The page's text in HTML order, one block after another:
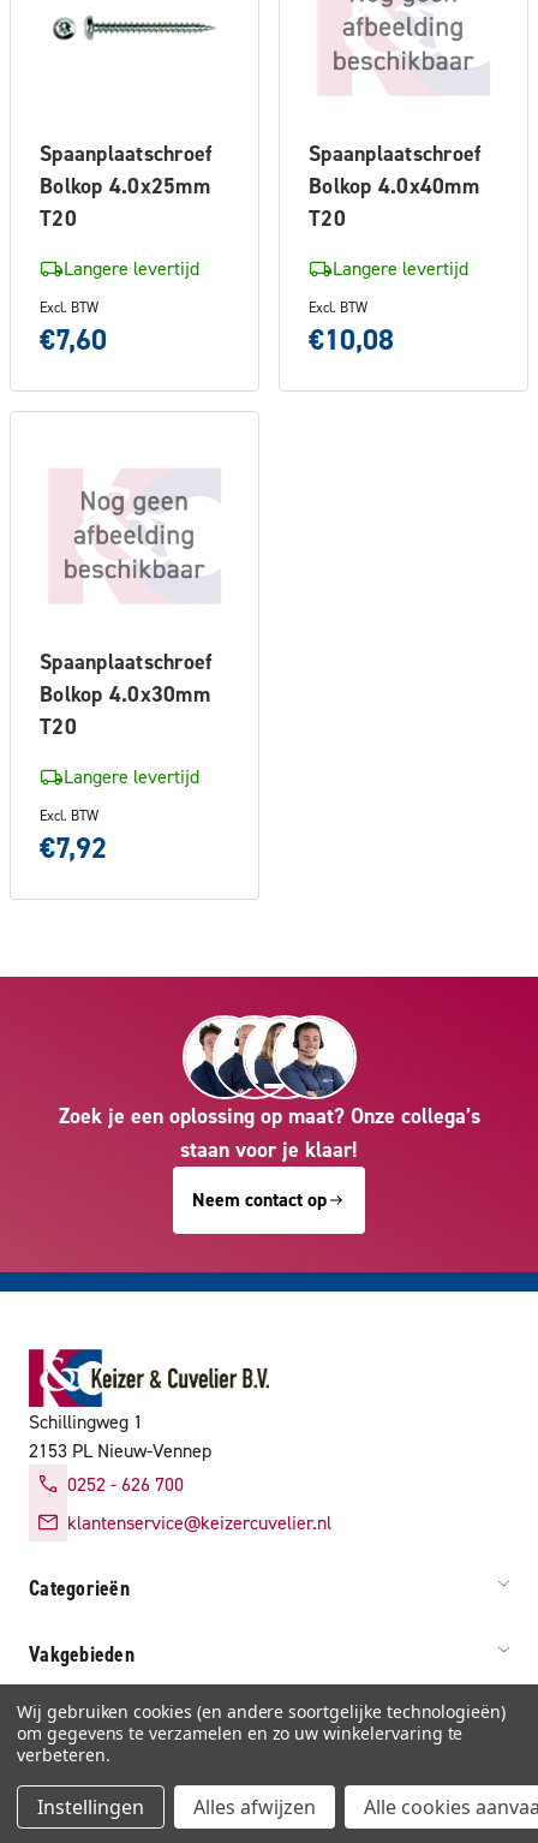
Spaanplaatschroef
Bolkop 4.0x25mm
T20
Langere levertijd
Excl. BTW
€7,60
Spaanplaatschroef
Bolkop 4.0x40mm
T20
Langere levertijd
Excl. BTW
€10,08
Spaanplaatschroef
Bolkop 4.0x30mm
T20
Langere levertijd
Excl. BTW
€7,92
Zoek je een oplossing op maat? Onze collega’s
staan voor je klaar!
Neem contact op
Schillingweg 1
2153 PL Nieuw-Vennep
0252 - 626 700
klantenservice@keizercuvelier.nl
Categorieën
Vakgebieden
Service & info
Algemene voorwaarden Privacy Cookies
Wij gebruiken cookies (en andere soortgelijke technologieën)
om gegevens te verzamelen en zo uw winkelervaring te
verbeteren.
Instellingen Alles afwijzen Alle cookies